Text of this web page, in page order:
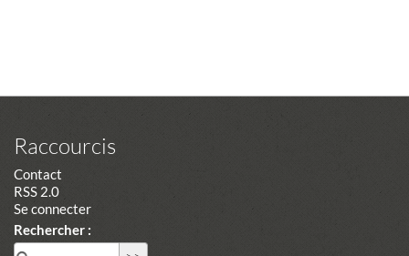
Raccourcis
Contact
RSS 2.0
Se connecter
Rechercher :